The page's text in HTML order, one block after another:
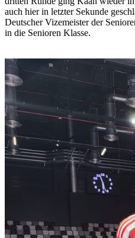
auch hier in letzter Sekunde
Deutscher Vizemeister der
in die Senioren Klasse.